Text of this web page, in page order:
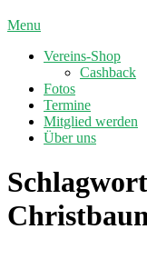
Menu
Vereins-Shop
Cashback
Fotos
Termine
Mitglied werden
Über uns